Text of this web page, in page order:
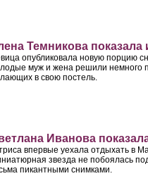
Темникова
опубликовала новую порцию
муж и жена решили немного
в свою постель.
Иванова
впервые уехала отдыхать в
звезда не побоялась
пикантными снимками.